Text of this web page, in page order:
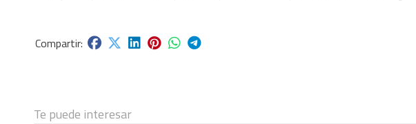
Te puede interesar